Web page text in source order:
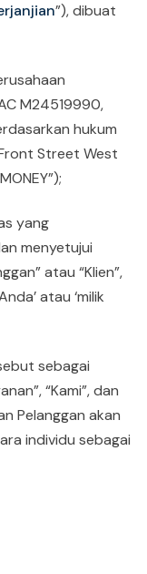
”), dibuat
M24519990,
hukum
Street West
yang
menyetujui
atau “Klien”,
atau ‘milik
sebagai
“Kami”, dan
Pelanggan akan
individu sebagai